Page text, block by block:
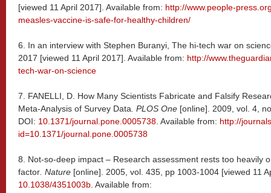
[viewed 11 April 2017]. Available from: http://www.people-
measles-vaccine-is-safe-for-healthy-children/
6. In an interview with Stephen Buranyi, The hi-tech war on
2017 [viewed 11 April 2017]. Available from: http://
tech-war-on-science
7. FANELLI, D. How Many Scientists Fabricate and Falsify
Meta-Analysis of Survey Data . PLOS One [online]. 2009, vol. 4,
DOI: 10.1371/journal.pone.0005738 . Available from: http://
id=10.1371/journal.pone.0005738
8. Not-so-deep impact – Research assessment rests too heavily
factor . Nature [online]. 2005, vol. 435, pp 1003-1004 [viewed 11
10.1038/4351003b . Available from: